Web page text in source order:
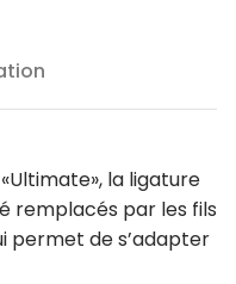
la ligature
remplacés par les fils
permet de s’adapter